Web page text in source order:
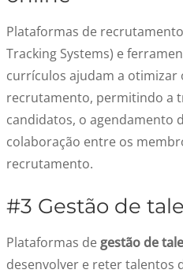
Plataformas de
Tracking Systems) e
currículos ajudam a otimizar
recrutamento, permitindo a
candidatos, o agendamento
colaboração entre os
recrutamento.
#3 Gestão de
Plataformas degestão de
desenvolver e reter talentos